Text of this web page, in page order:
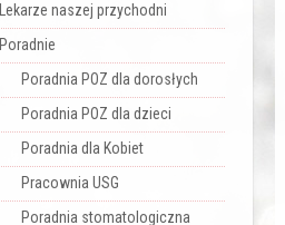
Lekarze naszej przychodni
Poradnie
Poradnia POZ dla dorosłych
Poradnia POZ dla dzieci
Poradnia dla Kobiet
Pracownia USG
Poradnia stomatologiczna